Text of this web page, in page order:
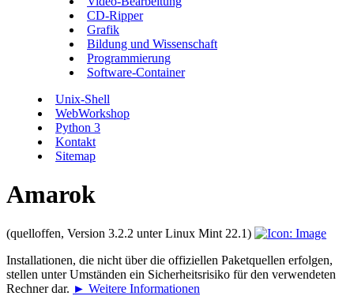
CD-Ripper
Grafik
Bildung und Wissenschaft
Programmierung
Software-Container
Unix-Shell
WebWorkshop
Python 3
Kontakt
Sitemap
Amarok
(quelloffen, Version 3.2.2 unter Linux Mint 22.1)
Installationen, die nicht über die offiziellen Paketquellen erfolgen,
stellen unter Umständen ein Sicherheitsrisiko für den verwendeten
Rechner dar. ► Weitere Informationen